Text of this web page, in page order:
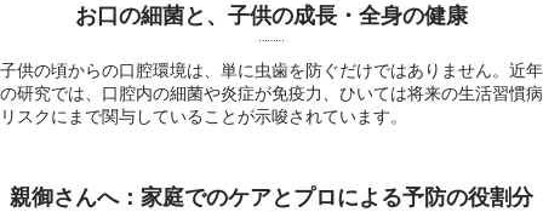
お口の細菌と、子供の成長・全身の健康
子供の頃からの口腔環境は、単に虫歯を防ぐだけではありません。近年
の研究では、口腔内の細菌や炎症が免疫力、ひいては将来の生活習慣病
リスクにまで関与していることが示唆されています。
親御さんへ：家庭でのケアとプロによる予防の役割分